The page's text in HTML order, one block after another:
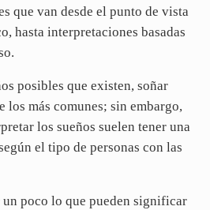
que van desde el punto de vista
hasta interpretaciones basadas
posibles que existen, soñar
los más comunes; sin embargo,
los sueños suelen tener una
el tipo de personas con las
un poco lo que pueden significar